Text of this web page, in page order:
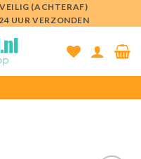
(ACHTERAF)
UUR VERZONDEN